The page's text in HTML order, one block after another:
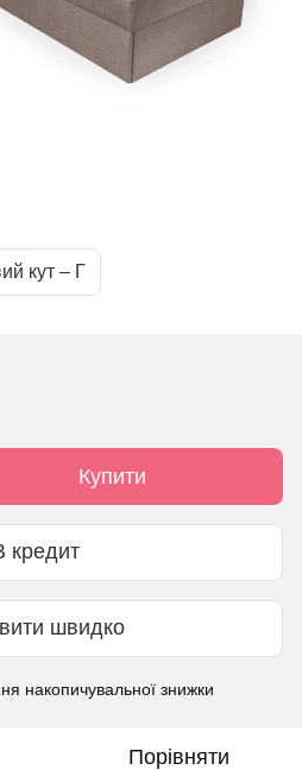
кут – Г
Купити
кредит
швидко
накопичувальної знижки
Порівняти